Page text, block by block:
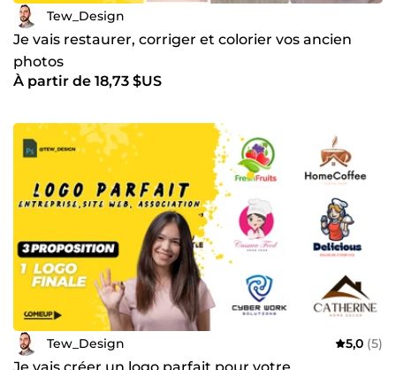
Tew_Design
Je vais restaurer, corriger et colorier vos ancien
photos
À partir de 18,73 $US
Tew_Design 5,0 (5)